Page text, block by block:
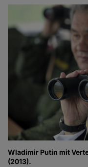
Wladimir Putin mit
(2013).